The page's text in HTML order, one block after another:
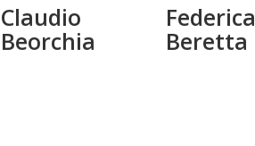
Claudio
Beorchia
Federica
Beretta